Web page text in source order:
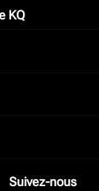
KQ
Suivez-nous